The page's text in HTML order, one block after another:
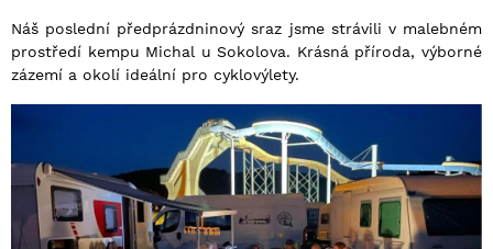
Náš poslední předprázdninový sraz jsme strávili v malebném
prostředí kempu Michal u Sokolova. Krásná příroda, výborné
zázemí a okolí ideální pro cyklovýlety.